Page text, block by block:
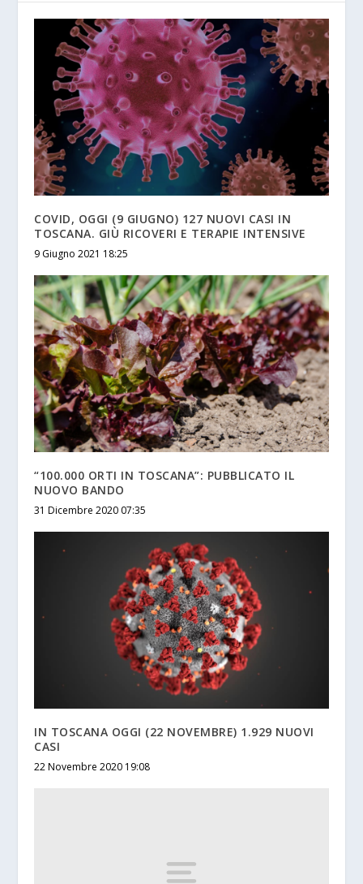
COVID, OGGI (9 GIUGNO) 127 NUOVI CASI IN
TOSCANA. GIÙ RICOVERI E TERAPIE INTENSIVE
9 Giugno 2021 18:25
“100.000 ORTI IN TOSCANA”: PUBBLICATO IL
NUOVO BANDO
31 Dicembre 2020 07:35
IN TOSCANA OGGI (22 NOVEMBRE) 1.929 NUOVI
CASI
22 Novembre 2020 19:08